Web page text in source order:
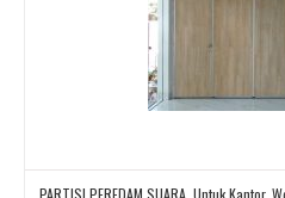
PARTISI PEREDAM SUARA, Untuk Kantor,